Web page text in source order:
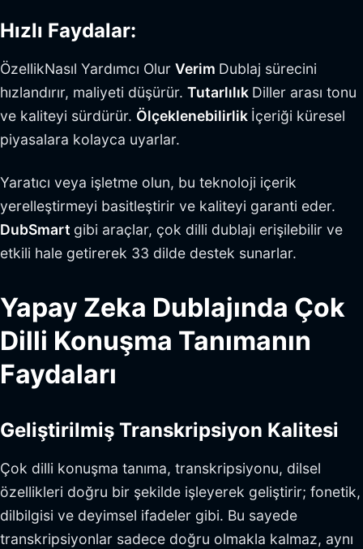
Hızlı Faydalar:
ÖzellikNasıl Yardımcı Olur Verim Dublaj sürecini
hızlandırır, maliyeti düşürür. Tutarlılık Diller arası tonu
ve kaliteyi sürdürür. Ölçeklenebilirlik İçeriği küresel
piyasalara kolayca uyarlar.
Yaratıcı veya işletme olun, bu teknoloji içerik
yerelleştirmeyi basitleştirir ve kaliteyi garanti eder.
DubSmart gibi araçlar, çok dilli dublajı erişilebilir ve
etkili hale getirerek 33 dilde destek sunarlar.
Yapay Zeka Dublajında Çok
Dilli Konuşma Tanımanın
Faydaları
Geliştirilmiş Transkripsiyon Kalitesi
Çok dilli konuşma tanıma, transkripsiyonu, dilsel
özellikleri doğru bir şekilde işleyerek geliştirir; fonetik,
dilbilgisi ve deyimsel ifadeler gibi. Bu sayede
transkripsiyonlar sadece doğru olmakla kalmaz, aynı